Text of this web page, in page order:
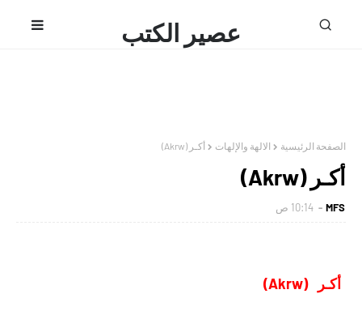
عصير الكتب
الصفحة الرئيسية الالهة والإلهات أكـر (Akrw)
أكـر (Akrw)
MFS 10:14 ص
أكـر (Akrw)